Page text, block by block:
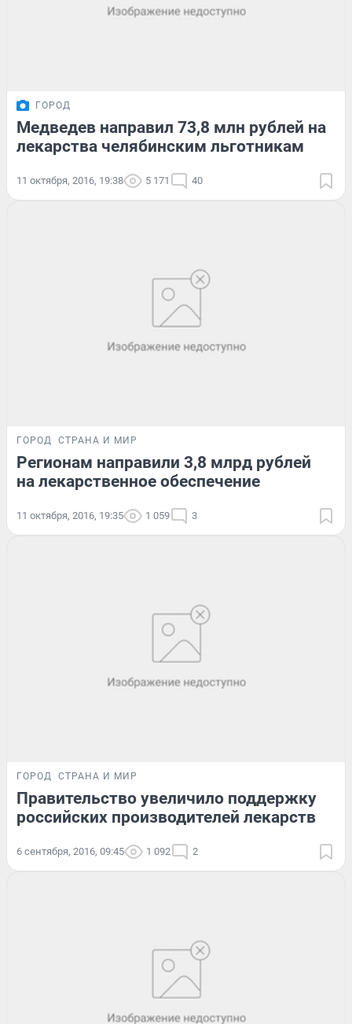
ГОРОД
Медведев направил 73,8 млн рублей на
лекарства челябинским льготникам
11 октября, 2016, 19:38 5 171 40
ГОРОД СТРАНА И МИР
Регионам направили 3,8 млрд рублей
на лекарственное обеспечение
11 октября, 2016, 19:35 1 059 3
ГОРОД СТРАНА И МИР
Правительство увеличило поддержку
российских производителей лекарств
6 сентября, 2016, 09:45 1 092 2